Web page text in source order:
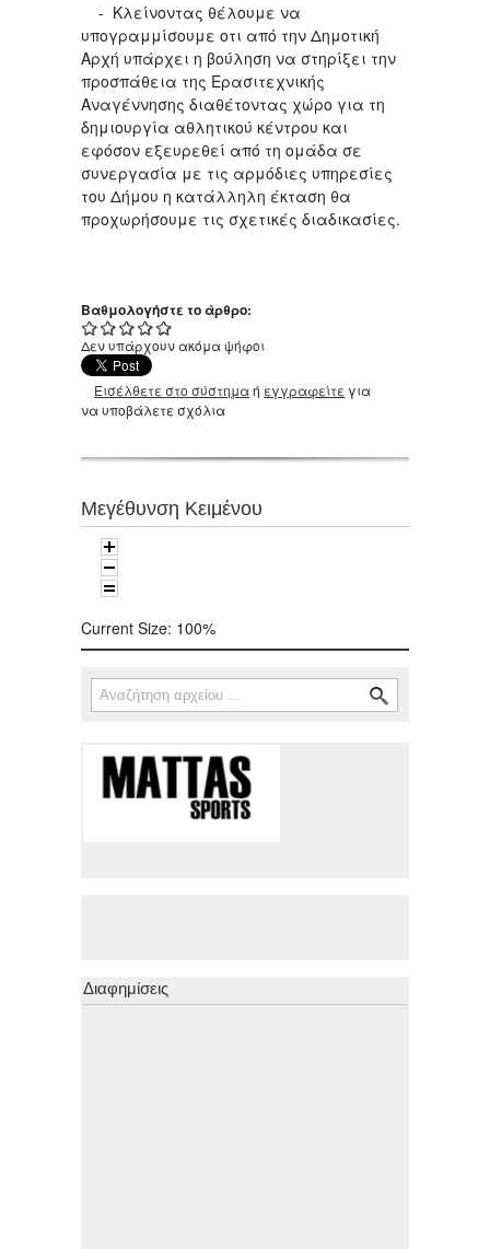
- Κλείνοντας θέλουμε να
υπογραμμίσουμε οτι από την Δημοτική
Αρχή υπάρχει η βούληση να στηρίξει την
προσπάθεια της Ερασιτεχνικής
Αναγέννησης διαθέτοντας χώρο για τη
δημιουργία αθλητικού κέντρου και
εφόσον εξευρεθεί από τη ομάδα σε
συνεργασία με τις αρμόδιες υπηρεσίες
του Δήμου η κατάλληλη έκταση θα
προχωρήσουμε τις σχετικές διαδικασίες.
Βαθμολογήστε το άρθρο:
Δεν υπάρχουν ακόμα ψήφοι
Εισέλθετε στο σύστημαή εγγραφείτε για
να υποβάλετε σχόλια
Μεγέθυνση Κειμένου
Current Size: 100%
Φόρμα αναζήτησης
Αναζήτηση
Διαφημίσεις